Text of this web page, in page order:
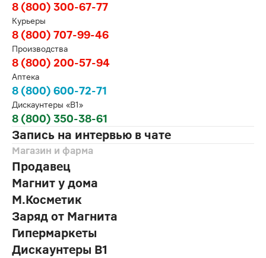
8 (800) 300-67-77
Курьеры
8 (800) 707-99-46
Производства
8 (800) 200-57-94
Аптека
8 (800) 600-72-71
Дискаунтеры «В1»
8 (800) 350-38-61
Запись на интервью в чате
Магазин и фарма
Продавец
Магнит у дома
М.Косметик
Заряд от Магнита
Гипермаркеты
Дискаунтеры В1